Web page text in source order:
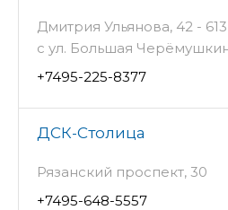
Дмитрия Ульянова, 42 -
с ул. Большая
+7495-225-8377
ДСК-Столица
Рязанский проспект, 30
+7495-648-5557